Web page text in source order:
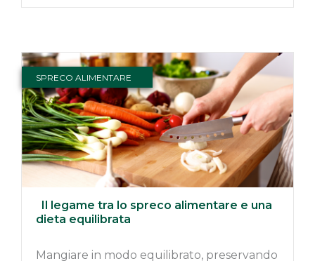
SPRECO ALIMENTARE
Il legame tra lo spreco alimentare e una
dieta equilibrata
Mangiare in modo equilibrato, preservando